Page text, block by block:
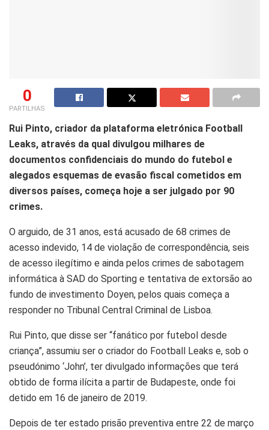
0
PARTILHAS
Rui Pinto, criador da plataforma eletrónica Football
Leaks, através da qual divulgou milhares de
documentos confidenciais do mundo do futebol e
alegados esquemas de evasão fiscal cometidos em
diversos países, começa hoje a ser julgado por 90
crimes.
O arguido, de 31 anos, está acusado de 68 crimes de
acesso indevido, 14 de violação de correspondência, seis
de acesso ilegítimo e ainda pelos crimes de sabotagem
informática à SAD do Sporting e tentativa de extorsão ao
fundo de investimento Doyen, pelos quais começa a
responder no Tribunal Central Criminal de Lisboa.
Rui Pinto, que disse ser “fanático por futebol desde
criança”, assumiu ser o criador do Football Leaks e, sob o
pseudónimo ‘John’, ter divulgado informações que terá
obtido de forma ilícita a partir de Budapeste, onde foi
detido em 16 de janeiro de 2019.
Depois de ter estado prisão preventiva entre 22 de março